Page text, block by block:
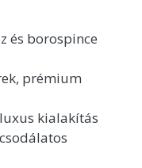
és borospince
prémium
kialakítás